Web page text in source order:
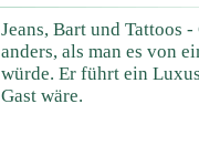
Jeans, Bart und Tattoos
anders, als man es von
würde. Er führt ein
Gast wäre.